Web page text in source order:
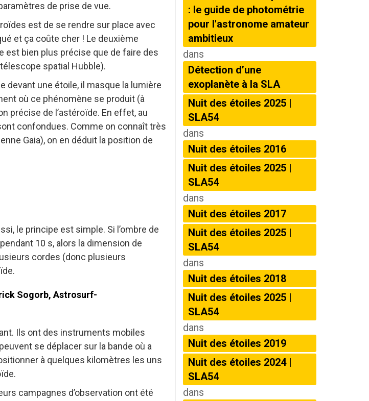
de prise de vue.
est de se rendre sur place avec
et ça coûte cher ! Le deuxième
bien plus précise que de faire des
spatial Hubble).
devant une étoile, il masque la lumière
où ce phénomène se produit (à
précise de l’astéroïde. En effet, au
confondues. Comme on connaît très
Gaia), on en déduit la position de
le principe est simple. Si l’ombre de
10 s, alors la dimension de
cordes (donc plusieurs
Ils ont des instruments mobiles
se déplacer sur la bande où a
à quelques kilomètres les uns
campagnes d’observation ont été
: le guide de photométrie
pour l'astronome amateur
ambitieux
dans
Détection d’une
exoplanète à la SLA
Nuit des étoiles 2025 |
SLA54
dans
Nuit des étoiles 2016
Nuit des étoiles 2025 |
SLA54
dans
Nuit des étoiles 2017
Nuit des étoiles 2025 |
SLA54
dans
Nuit des étoiles 2018
Nuit des étoiles 2025 |
SLA54
dans
Nuit des étoiles 2019
Nuit des étoiles 2024 |
SLA54
dans